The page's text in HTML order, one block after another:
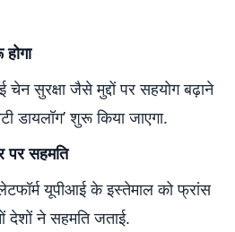
चेन सुरक्षा जैसे मुद्दों पर सहयोग बढ़ाने
डायलॉग’ शुरू किया जाएगा.
पर सहमति
यूपीआई के इस्तेमाल को फ्रांस
देशों ने सहमति जताई.